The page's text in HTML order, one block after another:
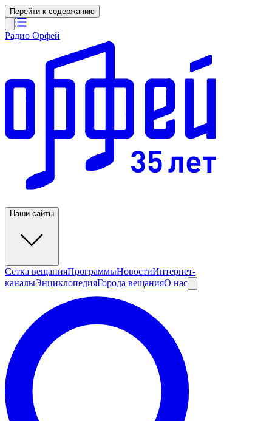
Перейти к содержанию
Радио Орфей
Наши сайты
Сетка вещанияПрограммыНовостиИнтернет-
каналыЭнциклопедияГорода вещанияО нас